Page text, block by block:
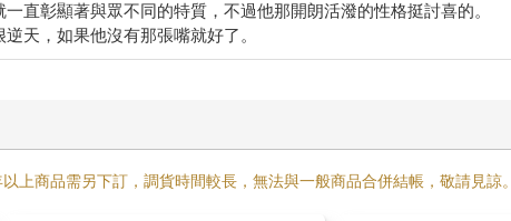
直彰顯著與眾不同的特質，不過他那開朗活潑的性格挺討喜的。
上商品需另下訂，調貨時間較長，無法與一般商品合併結帳，敬請見諒。